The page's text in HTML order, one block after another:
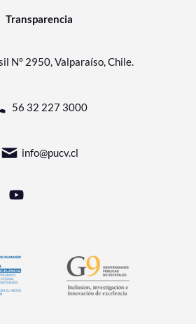
Transparencia
N° 2950, Valparaíso, Chile.
56 32 227 3000
info@pucv.cl